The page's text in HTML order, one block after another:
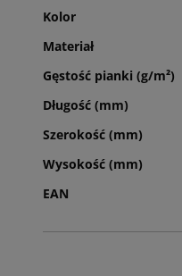
Kolor
Materiał
Gęstość pianki (g/m²)
Długość (mm)
Szerokość (mm)
Wysokość (mm)
EAN